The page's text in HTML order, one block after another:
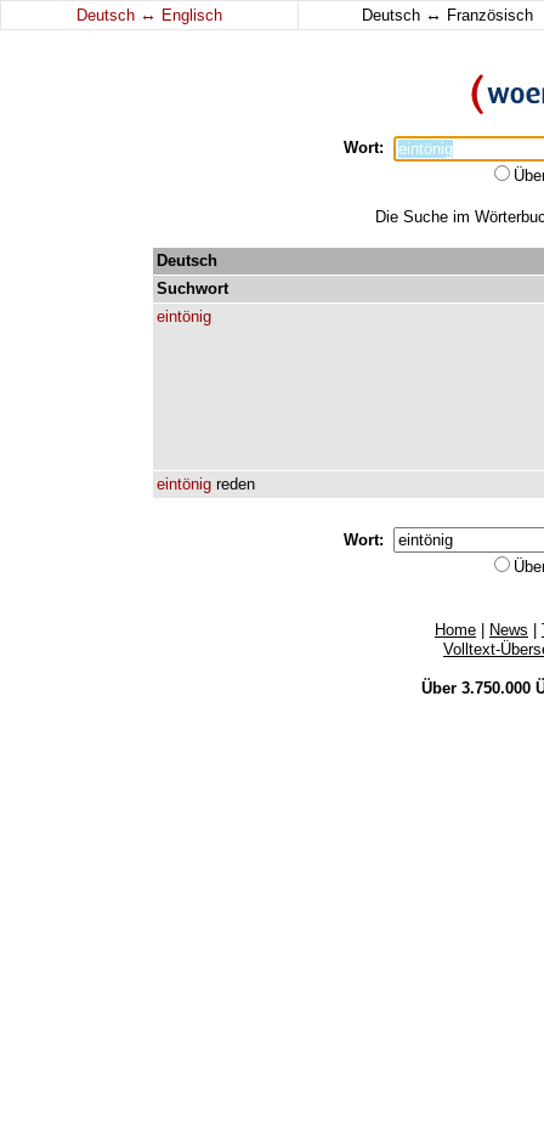
Deutsch ↔ Englisch Deutsch ↔ Französisch
Wort:
Die Suche im
Deutsch
Suchwort
eintönig
eintönig reden
Wort:
Home News
Volltext-
Über 3.750.000